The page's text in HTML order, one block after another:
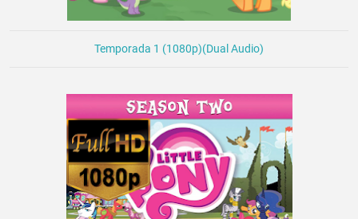
Temporada 1 (1080p)(Dual Audio)